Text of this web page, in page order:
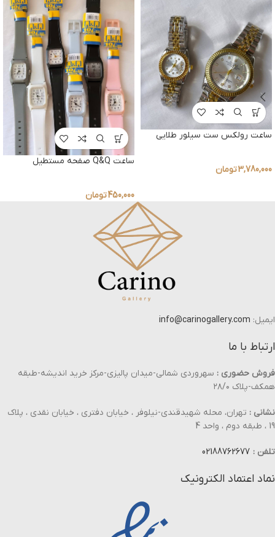
ساعت رولکس ست سیلور طلایی
3,780,000تومان
ساعت Q&Q صفحه مستطیل
450,000تومان
ایمیل: info@carinogallery.com
ارتباط با ما
فروش حضوری : سهروردی شمالی-میدان پالیزی-مرکز خرید اندیشه-طبقه
همکف-پلاک ۲۸/۰
نشانی : تهران، محله شهیدقندی-نیلوفر ، خیابان دفتری ، خیابان نقدی ، پلاک
19 ، طبقه دوم ، واحد 4
تلفن : 02188762677
نماد اعتماد الکترونیک